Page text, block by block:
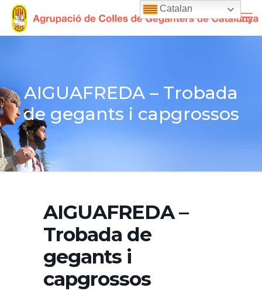
AIGUAFREDA – Trobada
de gegants i capgrossos
AIGUAFREDA –
Trobada de
gegants i
capgrossos
Catalan